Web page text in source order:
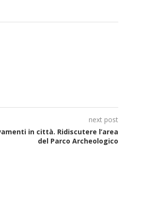
next post
in città. Ridiscutere l’area
del Parco Archeologico